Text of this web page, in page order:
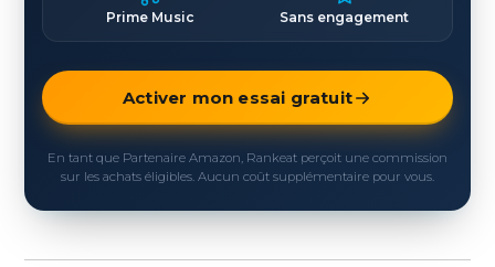
Prime Music Sans engagement
Activer mon essai gratuit
En tant que Partenaire Amazon, Rankeat perçoit une commission
sur les achats éligibles. Aucun coût supplémentaire pour vous.